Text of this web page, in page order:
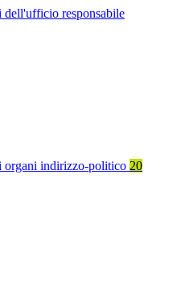
dell'ufficio responsabile
organi indirizzo-politico 20